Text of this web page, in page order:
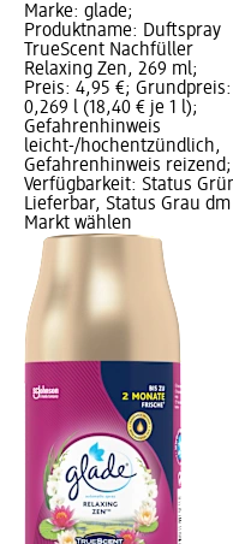
Marke: glade;
Produktname: Duftspray
TrueScent Nachfüller
Relaxing Zen, 269 ml;
Preis: 4,95 €; Grundpreis:
0,269 l (18,40 € je 1 l);
Gefahrenhinweis
leicht-/hochentzündlich,
Gefahrenhinweis reizend;
Verfügbarkeit: Status
Lieferbar, Status Grau dm
Markt wählen